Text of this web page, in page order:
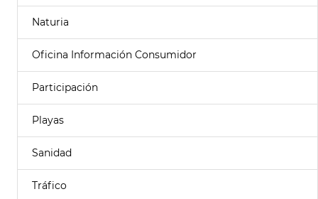
Naturia
Oficina Información Consumidor
Participación
Playas
Sanidad
Tráfico